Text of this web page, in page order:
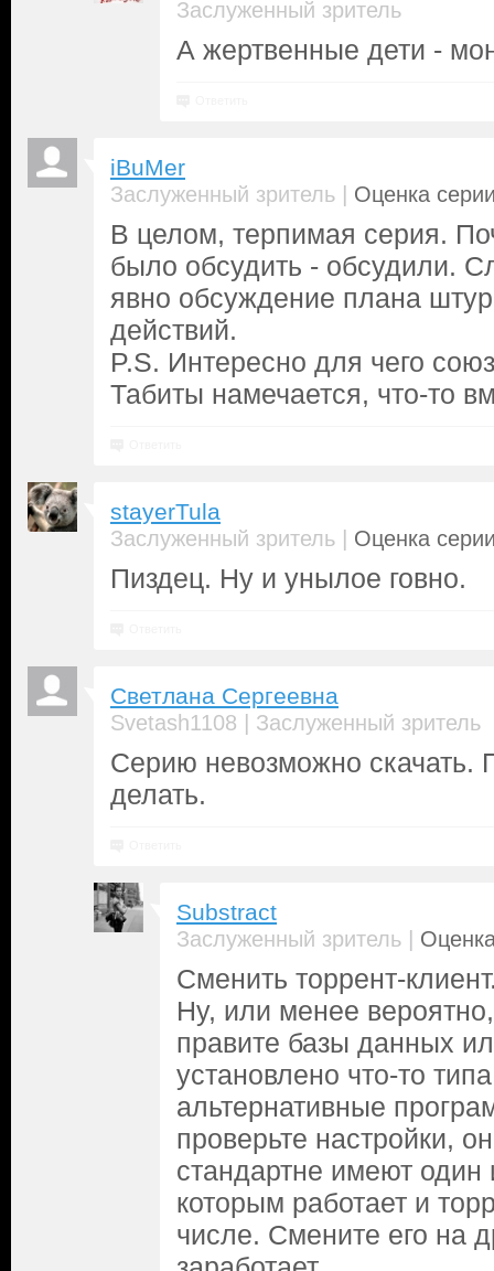
Заслуженный зритель
А жертвенные дети -
iBuMer
Заслуженный зритель | Оценка
В целом, терпимая серия.
было обсудить - обсудили.
явно обсуждение плана
действий.
P.S. Интересно для чего
Табиты намечается, что-то
stayerTula
Заслуженный зритель | Оценка
Пиздец. Ну и унылое говно.
Светлана Сергеевна
Svetash1108 | Заслуженный зритель
Серию невозможно скачать.
делать.
Substract
Заслуженный зритель |
Сменить торрент-
Ну, или менее
правите базы данных
установлено что-то
альтернативные
проверьте настройки,
стандартне имеют один
которым работает и
числе. Смените его на